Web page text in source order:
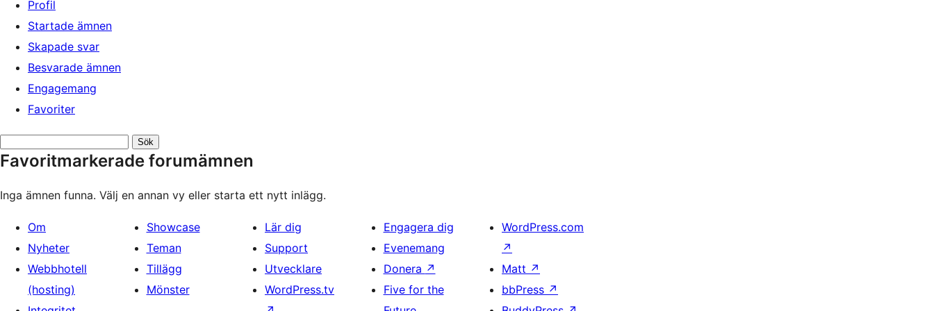
Profil
Startade ämnen
Skapade svar
Besvarade ämnen
Engagemang
Favoriter
ämnen:
Favoritmarkerade forumämnen
Inga ämnen funna. Välj en annan vy eller starta ett nytt inlägg.
Om
Nyheter
Webbhotell
(hosting)
Showcase
Teman
Tillägg
Mönster
Lär dig
Support
Utvecklare
WordPress.tv
Engagera dig
Evenemang
Donera ↗
Five for the
WordPress.com
↗
Matt ↗
bbPress ↗